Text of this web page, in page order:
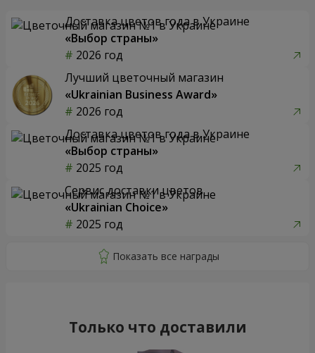
Доставка цветов года в Украине
«Выбор страны»
2026 год
Лучший цветочный магазин
«Ukrainian Business Award»
2026 год
Доставка цветов года в Украине
«Выбор страны»
2025 год
Сервис доставки цветов
«Ukrainian Choice»
2025 год
Только что доставили